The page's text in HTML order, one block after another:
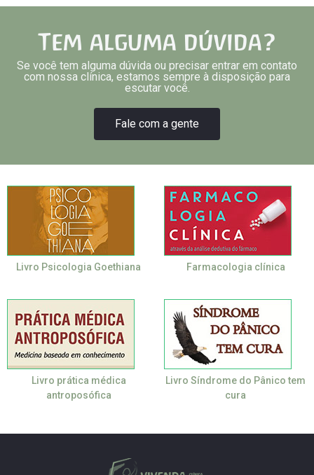
Tem alguma dúvida?
Se você tem alguma dúvida ou precisar entrar em contato
com nossa clínica, estamos sempre à disposição para
escutar você.
Fale com a gente
Livro Psicologia Goethiana Farmacologia clínica
Livro prática médica
antroposófica
Livro Síndrome do Pânico tem
cura